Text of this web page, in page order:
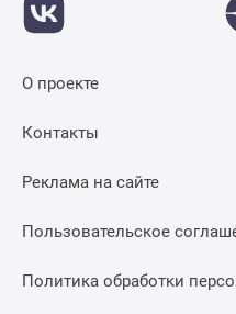
О проекте
Контакты
Реклама на сайте
Пользовательское
Политика обработки